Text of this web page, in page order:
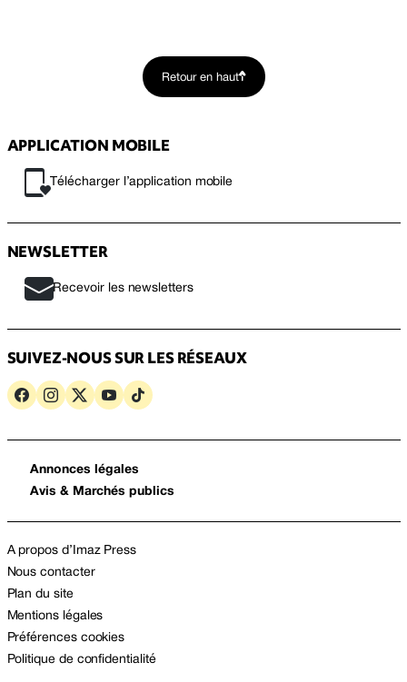
Retour en haut
APPLICATION MOBILE
Télécharger l’application mobile
NEWSLETTER
Recevoir les newsletters
SUIVEZ-NOUS SUR LES RÉSEAUX
Annonces légales
Avis & Marchés publics
A propos d’Imaz Press
Nous contacter
Plan du site
Mentions légales
Préférences cookies
Politique de confidentialité